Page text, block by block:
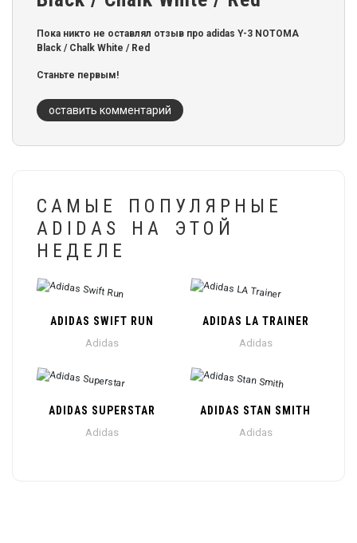
Пока никто не оставлял отзыв про adidas Y-3 NOTOMA
Black / Chalk White / Red
Станьте первым!
оставить комментарий
САМЫЕ ПОПУЛЯРНЫЕ
ADIDAS НА ЭТОЙ
НЕДЕЛЕ
ADIDAS SWIFT RUN
Adidas
ADIDAS LA TRAINER
Adidas
ADIDAS SUPERSTAR
Adidas
ADIDAS STAN SMITH
Adidas